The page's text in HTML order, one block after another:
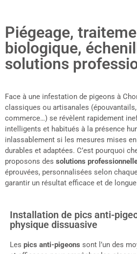
Piégeage,
biologique,
solutions
Face à une infestation de pigeons à
classiques ou artisanales
commerce…) se révèlent rapidement
intelligents et habitués à la présence
inlassablement si les mesures mises
durables et adaptées. C’est pourquoi
proposons des solutions
éprouvées, personnalisées selon
garantir un résultat efficace et de
Installation de pics anti-
physique dissuasive
Les pics anti-pigeons sont l’un des